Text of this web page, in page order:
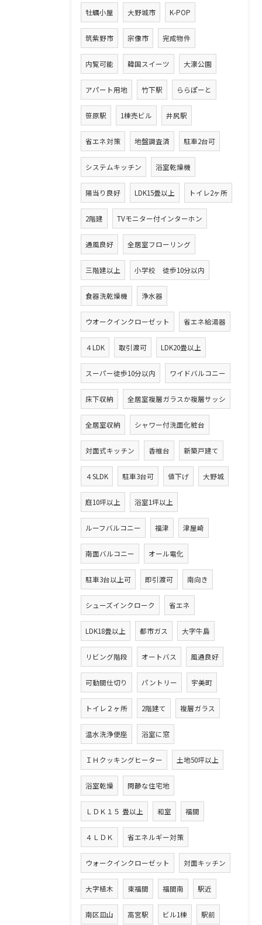
牡蠣小屋 大野城市 K-POP
筑紫野市 宗像市 完成物件
内覧可能 韓国スイーツ 大濠公園
アパート用地 竹下駅 ららぽーと
笹原駅 1棟売ビル 井尻駅
省エネ対策 地盤調査済 駐車2台可
システムキッチン 浴室乾燥機
陽当り良好 LDK15畳以上 トイレ2ヶ所
2階建 TVモニター付インターホン
通風良好 全居室フローリング
三階建以上 小学校 徒歩10分以内
食器洗乾燥機 浄水器
ウオークインクローゼット 省エネ給湯器
４LDK 取引渡可 LDK20畳以上
スーパー徒歩10分以内 ワイドバルコニー
床下収納 全居室複層ガラスか複層サッシ
全居室収納 シャワー付洗面化粧台
対面式キッチン 香椎台 新築戸建て
４SLDK 駐車3台可 値下げ 大野城
庭10坪以上 浴室1坪以上
ルーフバルコニー 福津 津屋崎
南面バルコニー オール電化
駐車3台以上可 即引渡可 南向き
シューズインクローク 省エネ
LDK18畳以上 都市ガス 大字牛島
リビング階段 オートバス 風通良好
可動間仕切り パントリー 宇美町
トイレ２ヶ所 2階建て 複層ガラス
温水洗浄便座 浴室に窓
ＩＨクッキングヒーター 土地50坪以上
浴室乾燥 閑静な住宅地
ＬＤＫ１５ 畳以上 和室 福間
４ＬＤＫ 省エネルギー対策
ウォークインクローゼット 対面キッチン
大字植木 東福間 福間南 駅近
南区皿山 高宮駅 ビル1棟 駅前